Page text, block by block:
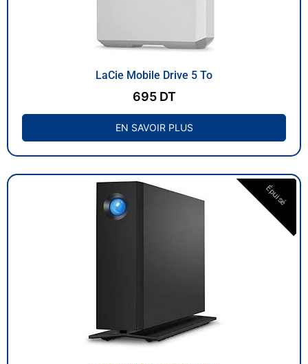
LaCie Mobile Drive 5 To
695DT
EN SAVOIR PLUS
Épuisé